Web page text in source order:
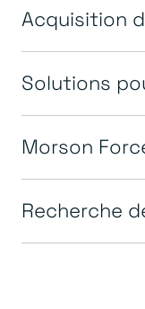
Acquisition
Solutions
Morson
Recherche